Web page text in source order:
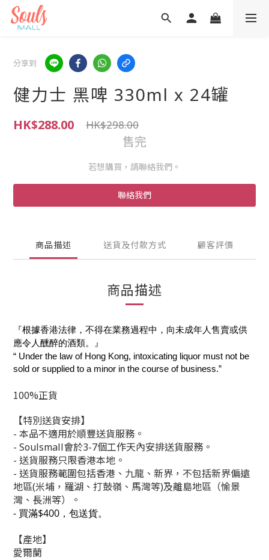
分享到
健力士 黑啤 330ml x 24罐
HK$288.00 HK$298.00
售完
若想購買，請聯絡我們。
聯絡我們
商品描述 送貨及付款方式 顧客評價
商品描述
『根據香港法律，不得在業務過程中，向未成年人售賣或供
應令人醺醉的酒類。』
“ Under the law of Hong Kong, intoxicating liquor must not be
sold or supplied to a minor in the course of business.”
100%正貨
【特別送貨安排】
- 本品不適用於順豐送貨服務。
- Soulsmall會於3-7個工作天內安排送貨服務。
- 送貨服務只限香港本地。
- 送貨服務範圍包括香港、九龍、新界， 不包括新界偏遠
地區(米埔，羅湖、打鼓嶺、 馬灣等)及離島地區（愉景
灣、長洲等）。
- 買滿$400，包送貨。
【產地】
愛爾蘭